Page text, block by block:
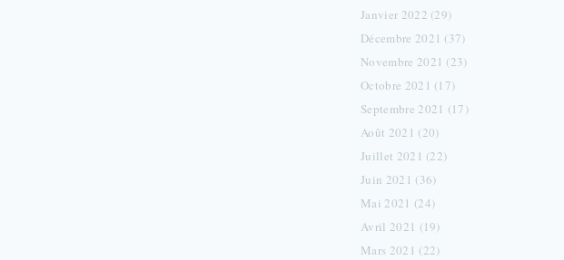
Janvier 2022 (29)
Décembre 2021 (37)
Novembre 2021 (23)
Octobre 2021 (17)
Septembre 2021 (17)
Août 2021 (20)
Juillet 2021 (22)
Juin 2021 (36)
Mai 2021 (24)
Avril 2021 (19)
Mars 2021 (22)